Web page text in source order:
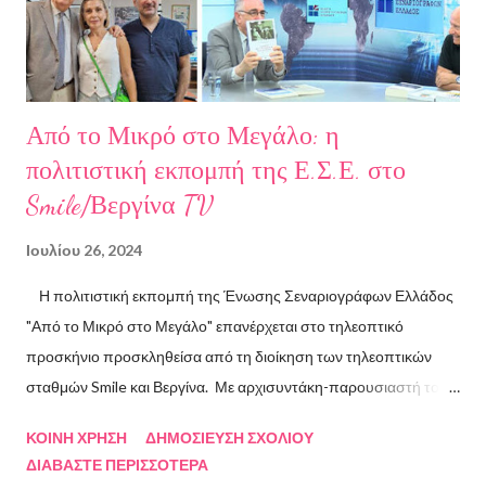
ART.harbour. Έζησε κα...
Από το Μικρό στο Μεγάλο: η
πολιτιστική εκπομπή της Ε.Σ.Ε. στο
Smile/Βεργίνα TV
Ιουλίου 26, 2024
Η πολιτιστική εκπομπή της Ένωσης Σεναριογράφων Ελλάδος
"Από το Μικρό στο Μεγάλο" επανέρχεται στο τηλεοπτικό
προσκήνιο προσκληθείσα από τη διοίκηση των τηλεοπτικών
σταθμών Smile και Βεργίνα. Με αρχισυντάκη-παρουσιαστή τον
Κακαβά θα προβάλλεται από τις 3 Αυγούστου και κάθε Σάββατο
ΚΟΙΝΉ ΧΡΉΣΗ
ΔΗΜΟΣΊΕΥΣΗ ΣΧΟΛΊΟΥ
ΔΙΑΒΆΣΤΕ ΠΕΡΙΣΣΌΤΕΡΑ